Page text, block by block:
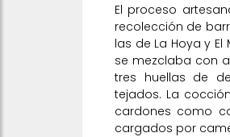
El proceso
recolección de
las de La Hoya y
se mezclaba con
tres huellas de
tejados. La
cardones como
cargados por